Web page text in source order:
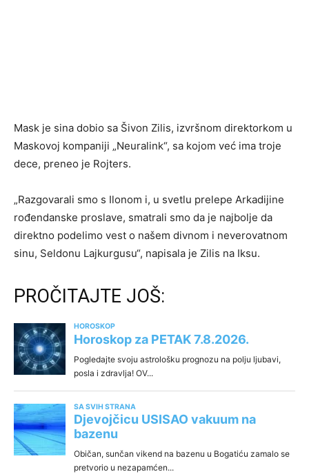
Mask je sina dobio sa Šivon Zilis, izvršnom direktorkom u
Maskovoj kompaniji „Neuralink“, sa kojom već ima troje
dece, preneo je Rojters.
„Razgovarali smo s Ilonom i, u svetlu prelepe Arkadijine
rođendanske proslave, smatrali smo da je najbolje da
direktno podelimo vest o našem divnom i neverovatnom
sinu, Seldonu Lajkurgusu“, napisala je Zilis na Iksu.
PROČITAJTE JOŠ: